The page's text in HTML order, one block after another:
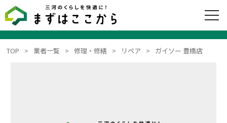
TOP 業者一覧 修理・修繕 リペア ガイソー 豊橋店